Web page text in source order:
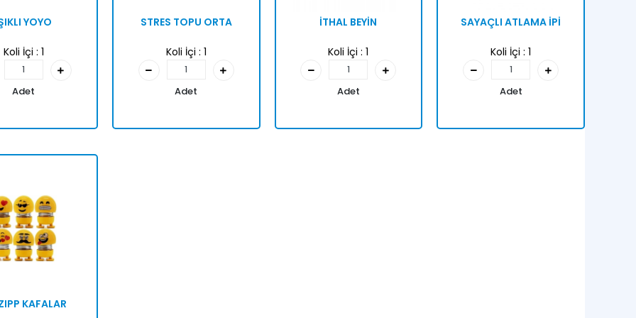
YOYO
Koli İçi : 1
Adet
STRES TOPU ORTA
Koli İçi : 1
Adet
İTHAL BEYİN
Koli İçi :1
Adet
SAYAÇLI ATLAMA İPİ
Koli İçi :1
Adet
KAFALAR